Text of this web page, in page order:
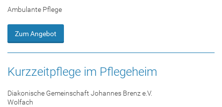
Ambulante Pflege
Zum Angebot
Kurzzeitpflege im Pflegeheim
Diakonische Gemeinschaft Johannes Brenz e.V.
Wolfach